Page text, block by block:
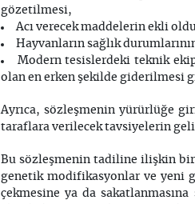
gözetilmesi,
Acı verecek maddelerin ekli
Hayvanların sağlık
Modern tesislerdeki teknik
olan en erken şekilde giderilmesi
Ayrıca, sözleşmenin yürürlüğe
taraflara verilecek tavsiyelerin
Bu sözleşmenin tadiline ilişkin bir
genetik modifikasyonlar ve yeni
çekmesine ya da